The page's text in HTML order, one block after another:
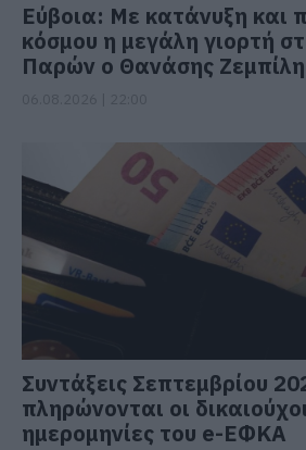
Εύβοια: Με κατάνυξη και
κόσμου η μεγάλη γιορτή
Παρών ο Θανάσης
Συντάξεις Σεπτεμβρίου
πληρώνονται οι
ημερομηνίες του e-ΕΦΚΑ